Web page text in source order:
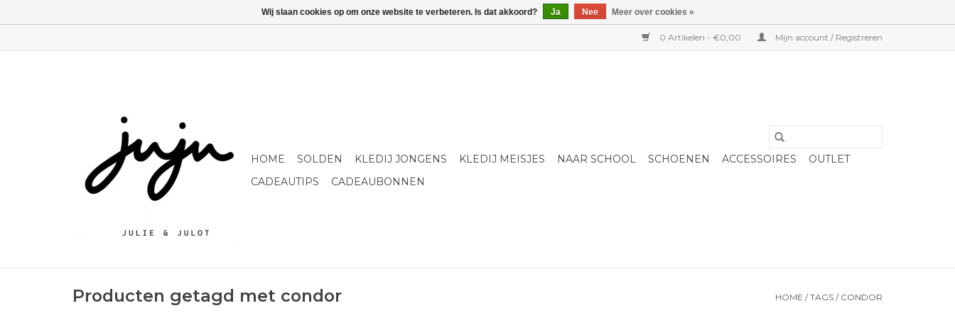
0 Artikelen - €0,00 Mijn account / Registreren
HOME SOLDEN KLEDIJ JONGENS KLEDIJ MEISJES NAAR SCHOOL SCHOENEN ACCESSOIRES
OUTLET
CADEAUTIPS
CADEAUBONNEN
Producten getagd met condor HOME /TAGS / CONDOR
Wij slaan cookies op om onze website te verbeteren. Is dat akkoord? Ja Nee Meer over cookies »